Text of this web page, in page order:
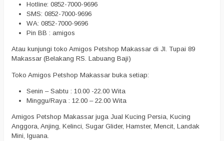
Hotline: 0852-7000-9696
SMS: 0852-7000-9696
WA: 0852-7000-9696
Pin BB : amigos
Atau kunjungi toko Amigos Petshop Makassar di Jl. Tupai 89
Makassar (Belakang RS. Labuang Baji)
Toko Amigos Petshop Makassar buka setiap:
Senin – Sabtu : 10.00 -22.00 Wita
Minggu/Raya : 12.00 – 22.00 Wita
Amigos Petshop Makassar juga Jual Kucing Persia, Kucing
Anggora, Anjing, Kelinci, Sugar Glider, Hamster, Mencit, Landak
Mini, Iguana.